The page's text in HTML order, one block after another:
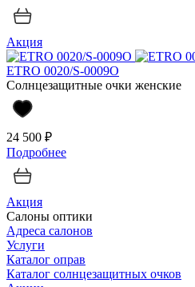
Акция
ETRO 0020/S-0009O
Солнцезащитные очки женские
24 500 ₽
Подробнее
Акция
Салоны оптики
Адреса салонов
Услуги
Каталог оправ
Каталог солнцезащитных очков